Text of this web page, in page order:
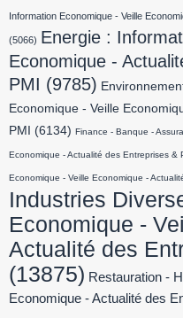
Information Economique - Veille
(5066) Energie :
Economique -
PMI (9785)
Economique - Veille
PMI
(6134) Finance - Banque -
Economique - Actualité des Entreprises &
Economique - Veille Economique -
Industries
Economique -
Actualité des
(13875) Restauration -
Economique - Actualité des